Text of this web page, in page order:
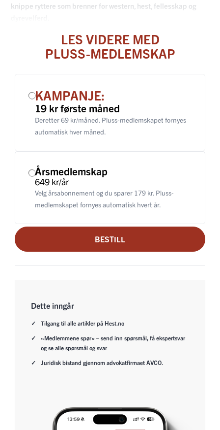
knippe ryttere som brenner for western, hest, fellesskap og
LES VIDERE MED
PLUSS-MEDLEMSKAP
KAMPANJE:
19 kr første måned
Deretter 69 kr/måned. Pluss-medlemskapet fornyes
automatisk hver måned.
Årsmedlemskap
649 kr/år
Velg årsabonnement og du sparer 179 kr. Pluss-
medlemskapet fornyes automatisk hvert år.
BESTILL
Dette inngår
Tilgang til alle artikler på Hest.no
«Medlemmene spør» – send inn spørsmål, få ekspertsvar
og se alle spørsmål og svar
Juridisk bistand gjennom advokatfirmaet AVCO.